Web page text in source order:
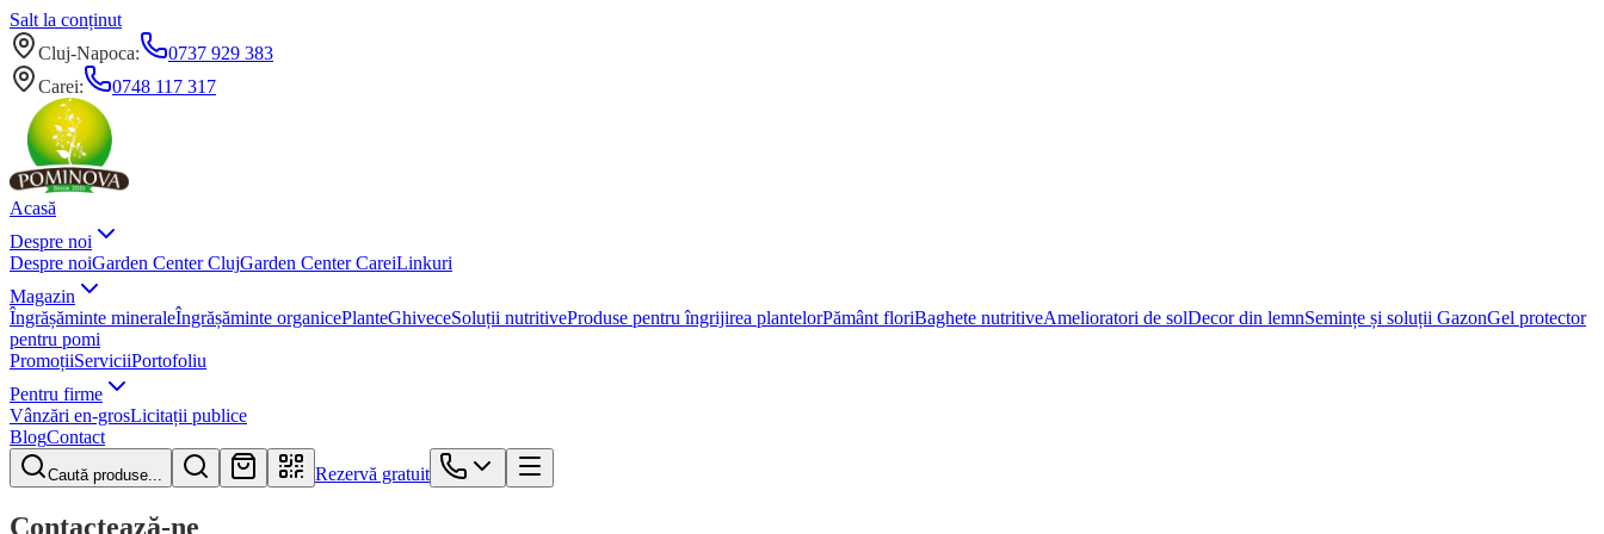
Salt la conținut
Cluj-Napoca:
0737 929 383
Carei: 0748 117 317
Acasă
Despre noi
Despre noiGarden Center ClujGarden Center CareiLinkuri
Magazin
Îngrășăminte mineraleÎngrășăminte organicePlanteGhiveceSoluții nutritiveProduse pentru îngrijirea plantelorPământ floriBaghete nutritiveAmelioratori de solDecor din lemnSemințe și soluții GazonGel protector
pentru pomi
PromoțiiServiciiPortofoliu
Pentru firme
Vânzări en-grosLicitații publice
BlogContact
Caută produse... Rezervă gratuit
Contactează-ne